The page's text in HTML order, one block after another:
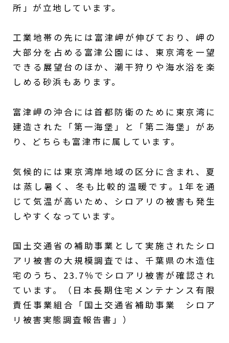
所」が立地しています。
工業地帯の先には富津岬が伸びており、岬の
大部分を占める富津公園には、東京湾を一望
できる展望台のほか、潮干狩りや海水浴を楽
しめる砂浜もあります。
富津岬の沖合には首都防衛のために東京湾に
建造された「第一海堡」と「第二海堡」があ
り、どちらも富津市に属しています。
気候的には東京湾岸地域の区分に含まれ、夏
は蒸し暑く、冬も比較的温暖です。1年を通
じて気温が高いため、シロアリの被害も発生
しやすくなっています。
国土交通省の補助事業として実施されたシロ
アリ被害の大規模調査では、千葉県の木造住
宅のうち、23.7％でシロアリ被害が確認され
ています。（日本長期住宅メンテナンス有限
責任事業組合「国土交通省補助事業 シロア
リ被害実態調査報告書」）